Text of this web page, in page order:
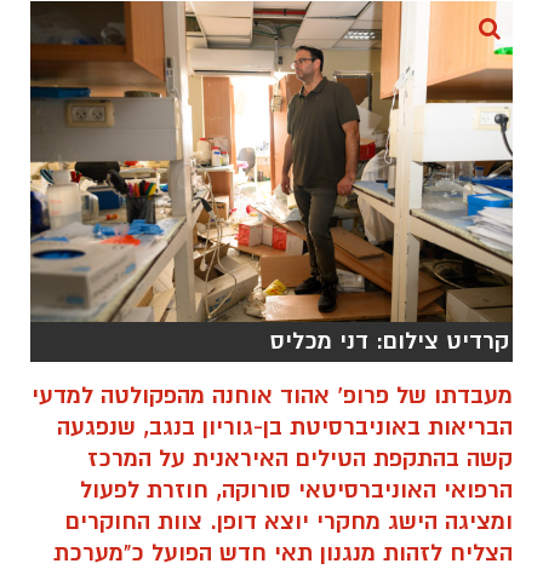
קרדיט צילום: דני מכליס
מעבדתו של פרופ’ אהוד אוחנה מהפקולטה למדעי
הבריאות באוניברסיטת בן-גוריון בנגב, שנפגעה
קשה בהתקפת הטילים האיראנית על המרכז
הרפואי האוניברסיטאי סורוקה, חוזרת לפעול
ומציגה הישג מחקרי יוצא דופן. צוות החוקרים
הצליח לזהות מנגנון תאי חדש הפועל כ"מערכת
בקרה מטבולית" ומסנכרן בין חלבוני הובלה
מרכזיים בכבד – תגלית שפותחת פתח לפיתוח
הדור הבא של תרופות למחלות מטבוליות, סכרת
ואף סרטן.